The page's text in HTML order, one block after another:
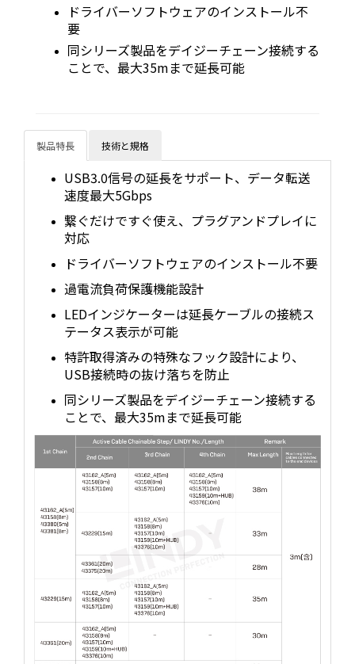
ドライバーソフトウェアのインストール不
要
同シリーズ製品をデイジーチェーン接続する
ことで、最大35mまで延長可能
製品特長 技術と規格
USB3.0信号の延長をサポート、データ転送
速度最大5Gbps
繋ぐだけですぐ使え、プラグアンドプレイに
対応
ドライバーソフトウェアのインストール不要
過電流負荷保護機能設計
LEDインジケーターは延長ケーブルの接続ス
テータス表示が可能
特許取得済みの特殊なフック設計により、
USB接続時の抜け落ちを防止
同シリーズ製品をデイジーチェーン接続する
ことで、最大35mまで延長可能